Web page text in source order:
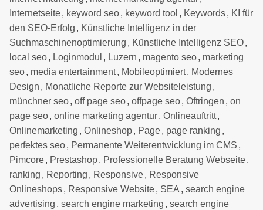
Internetseite, keyword seo, keyword tool , Keywords, KI für
den SEO-Erfolg , Künstliche Intelligenz in der
Suchmaschinenoptimierung , Künstliche Intelligenz SEO,
local seo, Loginmodul , Luzern , magento seo, marketing
seo, media entertainment, Mobileoptimiert, Modernes
Design , Monatliche Reporte zur Websiteleistung ,
münchner seo, off page seo, offpage seo, Oftringen , on
page seo, online marketing agentur, Onlineauftritt,
Onlinemarketing , Onlineshop, Page, page ranking ,
perfektes seo, Permanente Weiterentwicklung im CMS ,
Pimcore, Prestashop, Professionelle Beratung Webseite,
ranking , Reporting , Responsive, Responsive
Onlineshops, Responsive Website, SEA , search engine
advertising , search engine marketing , search engine